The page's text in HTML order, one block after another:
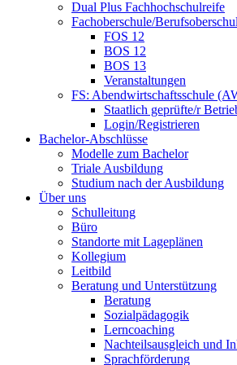
Dual Plus Fachhochschulreife
Fachoberschule/
FOS 12
BOS 12
BOS 13
Veranstaltungen
FS: Abendwirtschaftsschule
Staatlich geprüfte/r
Login/Registrieren
Bachelor-Abschlüsse
Modelle zum Bachelor
Triale Ausbildung
Studium nach der Ausbildung
Über uns
Schulleitung
Büro
Standorte mit Lageplänen
Kollegium
Leitbild
Beratung und Unterstützung
Beratung
Sozialpädagogik
Lerncoaching
Nachteilsausgleich und
Sprachförderung